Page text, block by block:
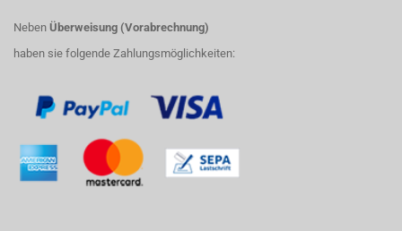
Neben Überweisung (Vorabrechnung)
haben sie folgende Zahlungsmöglichkeiten: